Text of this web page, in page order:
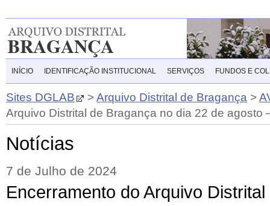
INÍCIO IDENTIFICAÇÃO INSTITUCIONAL SERVIÇOS FUNDOS E
Sites DGLAB >Arquivo Distrital de Bragança >
Arquivo Distrital de Bragança no dia 22 de agosto
Notícias
7 de Julho de 2024
Encerramento do Arquivo